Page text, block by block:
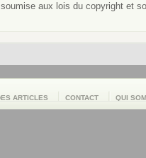
aux lois du copyright et
ARTICLES CONTACT QUI